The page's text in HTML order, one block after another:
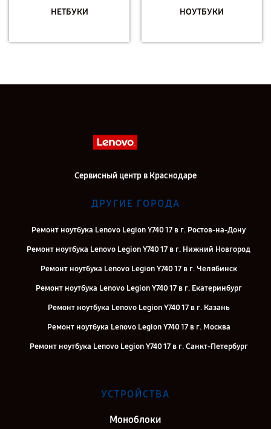
НЕТБУКИ НОУТБУКИ
Сервисный центр в Краснодаре
ДРУГИЕ ГОРОДА
Ремонт ноутбука Lenovo Legion Y740 17 в г. Ростов-на-Дону
Ремонт ноутбука Lenovo Legion Y740 17 в г. Нижний Новгород
Ремонт ноутбука Lenovo Legion Y740 17 в г. Челябинск
Ремонт ноутбука Lenovo Legion Y740 17 в г. Екатеринбург
Ремонт ноутбука Lenovo Legion Y740 17 в г. Казань
Ремонт ноутбука Lenovo Legion Y740 17 в г. Москва
Ремонт ноутбука Lenovo Legion Y740 17 в г. Санкт-Петербург
УСТРОЙСТВА
Моноблоки